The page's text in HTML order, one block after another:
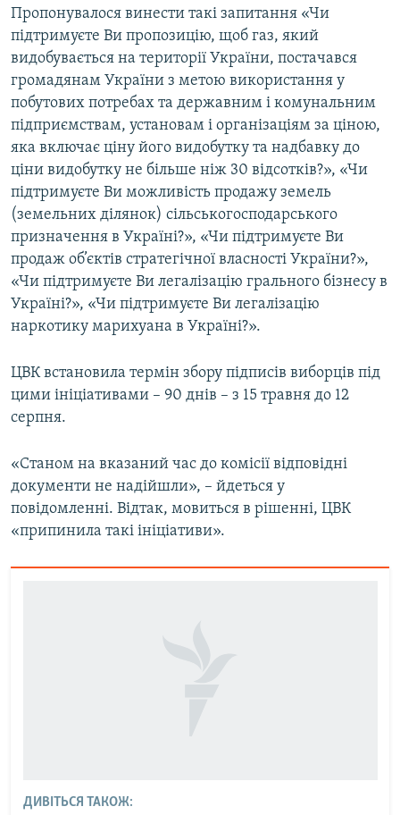
Пропонувалося винести такі запитання «Чи
підтримуєте Ви пропозицію, щоб газ, який
видобувається на території України, постачався
громадянам України з метою використання у
побутових потребах та державним і комунальним
підприємствам, установам і організаціям за ціною,
яка включає ціну його видобутку та надбавку до
ціни видобутку не більше ніж 30 відсотків?», «Чи
підтримуєте Ви можливість продажу земель
(земельних ділянок) сільськогосподарського
призначення в Україні?», «Чи підтримуєте Ви
продаж об’єктів стратегічної власності України?»,
«Чи підтримуєте Ви легалізацію грального бізнесу в
Україні?», «Чи підтримуєте Ви легалізацію
наркотику марихуана в Україні?».
ЦВК встановила термін збору підписів виборців під
цими ініціативами – 90 днів – з 15 травня до 12
серпня.
«Станом на вказаний час до комісії відповідні
документи не надійшли», – йдеться у
повідомленні. Відтак, мовиться в рішенні, ЦВК
«припинила такі ініціативи».
ДИВІТЬСЯ ТАКОЖ: